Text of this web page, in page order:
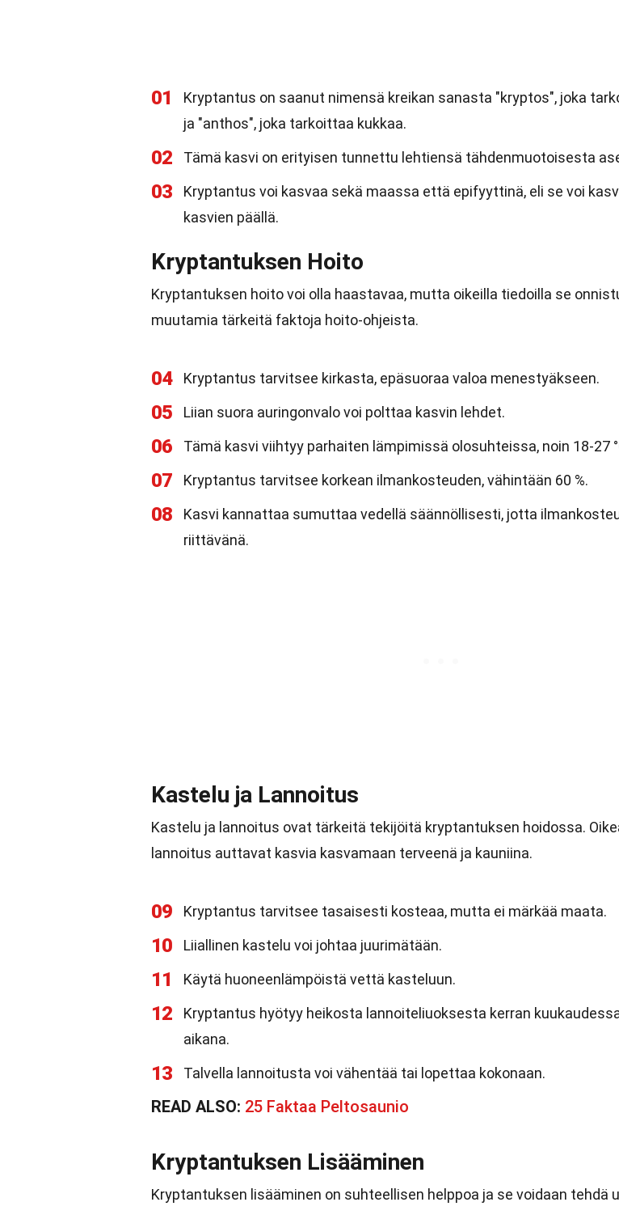
01
Kryptantus on saanut nimensä kreikan sanasta "kryptos", joka
ja "anthos", joka tarkoittaa kukkaa.
02 Tämä kasvi on erityisen tunnettu lehtiensä tähdenmuotoisesta
03
Kryptantus voi kasvaa sekä maassa että epifyyttinä, eli se voi
kasvien päällä.
Kryptantuksen Hoito
Kryptantuksen hoito voi olla haastavaa, mutta oikeilla tiedoilla se
muutamia tärkeitä faktoja hoito-ohjeista.
04 Kryptantus tarvitsee kirkasta, epäsuoraa valoa menestyäkseen.
05 Liian suora auringonvalo voi polttaa kasvin lehdet.
06 Tämä kasvi viihtyy parhaiten lämpimissä olosuhteissa, noin 18-27
07 Kryptantus tarvitsee korkean ilmankosteuden, vähintään 60 %.
08
Kasvi kannattaa sumuttaa vedellä säännöllisesti, jotta
riittävänä.
Kastelu ja Lannoitus
Kastelu ja lannoitus ovat tärkeitä tekijöitä kryptantuksen hoidossa.
lannoitus auttavat kasvia kasvamaan terveenä ja kauniina.
09 Kryptantus tarvitsee tasaisesti kosteaa, mutta ei märkää maata.
10 Liiallinen kastelu voi johtaa juurimätään.
11 Käytä huoneenlämpöistä vettä kasteluun.
12
Kryptantus hyötyy heikosta lannoiteliuoksesta kerran
aikana.
13 Talvella lannoitusta voi vähentää tai lopettaa kokonaan.
READ ALSO: 25 Faktaa Peltosaunio
Kryptantuksen Lisääminen
Kryptantuksen lisääminen on suhteellisen helppoa ja se voidaan tehdä